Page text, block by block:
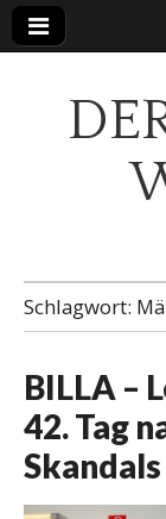
Schlagwort:
BILLA –
42. Tag